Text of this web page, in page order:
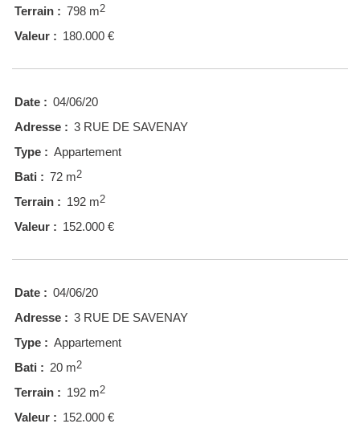
Terrain : 798 m2
Valeur : 180.000 €
Date : 04/06/20
Adresse : 3 RUE DE SAVENAY
Type : Appartement
Bati : 72 m2
Terrain : 192 m2
Valeur : 152.000 €
Date : 04/06/20
Adresse : 3 RUE DE SAVENAY
Type : Appartement
Bati : 20 m2
Terrain : 192 m2
Valeur : 152.000 €